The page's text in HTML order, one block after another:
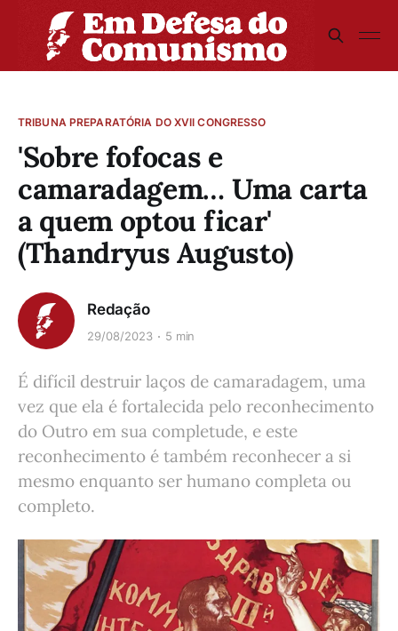
TRIBUNA PREPARATÓRIA DO XVII CONGRESSO
'Sobre fofocas e
camaradagem… Uma carta
a quem optou ficar'
(Thandryus Augusto)
Redação
29/08/2023 5 min
É difícil destruir laços de camaradagem, uma
vez que ela é fortalecida pelo reconhecimento
do Outro em sua completude, e este
reconhecimento é também reconhecer a si
mesmo enquanto ser humano completa ou
completo.